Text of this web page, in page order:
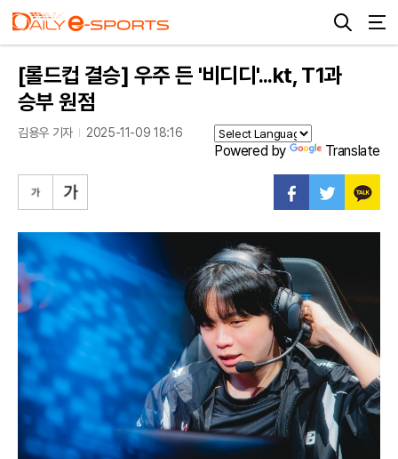
[롤드컵 결승] 우주 든 '비디디'...kt, T1과
승부 원점
김용우 기자 2025-11-09 18:16
Powered by Translate